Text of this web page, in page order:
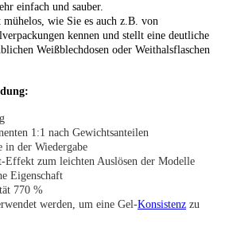
einfach und sauber.
wie Sie es auch z.B. von
kennen und stellt eine deutliche
Weißblechdosen oder Weithalsflaschen
1:1 nach Gewichtsanteilen
in der Wiedergabe
Effekt zum leichten Auslösen der Modelle
Eigenschaft
770 %
werden, um eine Gel-Konsistenz zu